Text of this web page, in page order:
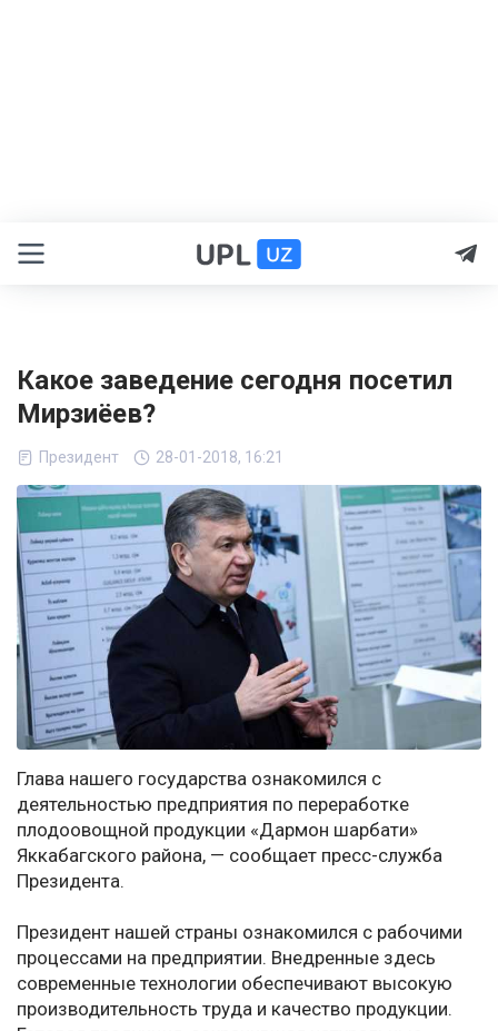
Какое заведение сегодня посетил
Мирзиёев?
Президент 28-01-2018, 16:21
Глава нашего государства ознакомился с
деятельностью предприятия по переработке
плодоовощной продукции «Дармон шарбати»
Яккабагского района, — сообщает пресс-служба
Президента.
Президент нашей страны ознакомился с рабочими
процессами на предприятии. Внедренные здесь
современные технологии обеспечивают высокую
производительность труда и качество продукции.